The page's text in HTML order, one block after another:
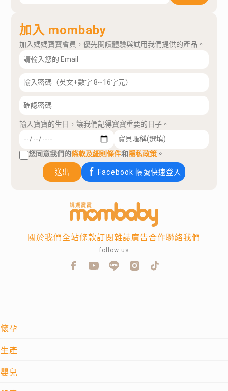
加入 mombaby
加入媽媽寶寶會員，優先閱讀體驗與試用我們提供的產品。
輸入寶寶的生日，讓我們記得寶寶重要的日子。
您同意我們的條款及細則條件和隱私政策 。
送出 Facebook 帳號快速登入
懷孕
生產
嬰兒
關於我們全站條款訂閱雜誌廣告合作聯絡我們
follow us